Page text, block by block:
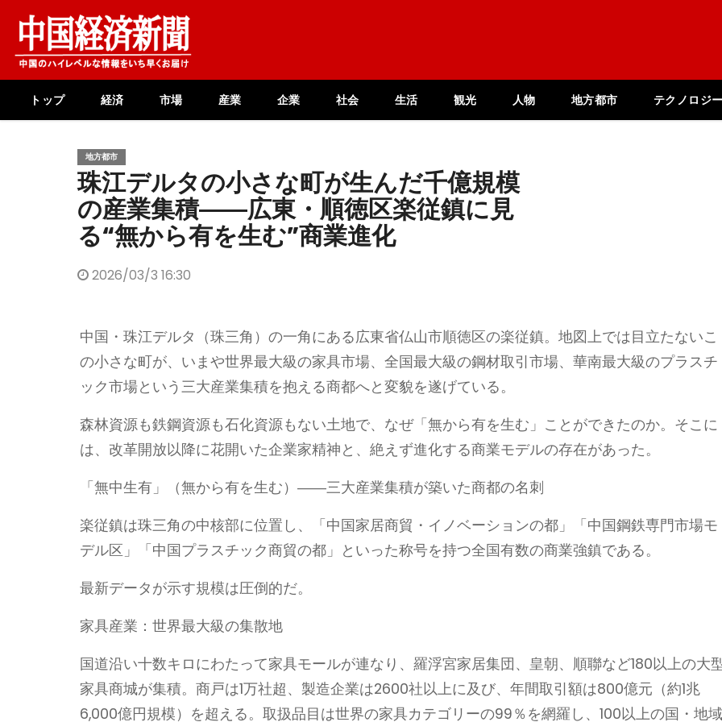
content
トップ 経済 市場 産業 企業 社会 生活 観光 人物 地方都市 テクノロジ
地方都市
珠江デルタの小さな町が生んだ千億規模
の産業集積――広東・順徳区楽従鎮に見
る“無から有を生む”商業進化
2026/03/3 16:30
中国・珠江デルタ（珠三角）の一角にある広東省仏山市順徳区の楽従鎮。地図上では目立たないこ
の小さな町が、いまや世界最大級の家具市場、全国最大級の鋼材取引市場、華南最大級のプラスチ
ック市場という三大産業集積を抱える商都へと変貌を遂げている。
森林資源も鉄鋼資源も石化資源もない土地で、なぜ「無から有を生む」ことができたのか。そこに
は、改革開放以降に花開いた企業家精神と、絶えず進化する商業モデルの存在があった。
「無中生有」（無から有を生む）――三大産業集積が築いた商都の名刺
楽従鎮は珠三角の中核部に位置し、「中国家居商貿・イノベーションの都」「中国鋼鉄専門市場モ
デル区」「中国プラスチック商貿の都」といった称号を持つ全国有数の商業強鎮である。
最新データが示す規模は圧倒的だ。
家具産業：世界最大級の集散地
国道沿い十数キロにわたって家具モールが連なり、羅浮宮家居集団、皇朝、順聯など180以上の大
家具商城が集積。商戸は1万社超、製造企業は2600社以上に及び、年間取引額は800億元（約1兆
6,000億円規模）を超える。取扱品目は世界の家具カテゴリーの99％を網羅し、100以上の国・地